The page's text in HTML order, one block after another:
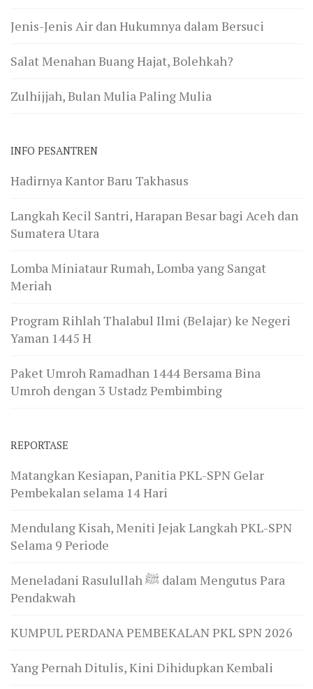
Jenis-Jenis Air dan Hukumnya dalam Bersuci
Salat Menahan Buang Hajat, Bolehkah?
Zulhijjah, Bulan Mulia Paling Mulia
INFO PESANTREN
Hadirnya Kantor Baru Takhasus
Langkah Kecil Santri, Harapan Besar bagi Aceh dan
Sumatera Utara
Lomba Miniataur Rumah, Lomba yang Sangat
Meriah
Program Rihlah Thalabul Ilmi (Belajar) ke Negeri
Yaman 1445 H
Paket Umroh Ramadhan 1444 Bersama Bina
Umroh dengan 3 Ustadz Pembimbing
REPORTASE
Matangkan Kesiapan, Panitia PKL-SPN Gelar
Pembekalan selama 14 Hari
Mendulang Kisah, Meniti Jejak Langkah PKL-SPN
Selama 9 Periode
Meneladani Rasulullah ﷺ dalam Mengutus Para
Pendakwah
KUMPUL PERDANA PEMBEKALAN PKL SPN 2026
Yang Pernah Ditulis, Kini Dihidupkan Kembali